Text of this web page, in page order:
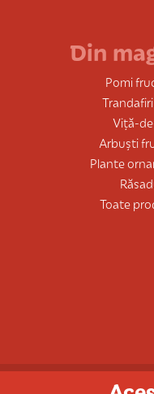
Din
Pomi
Viță-
Arbuști
Plante
Toate